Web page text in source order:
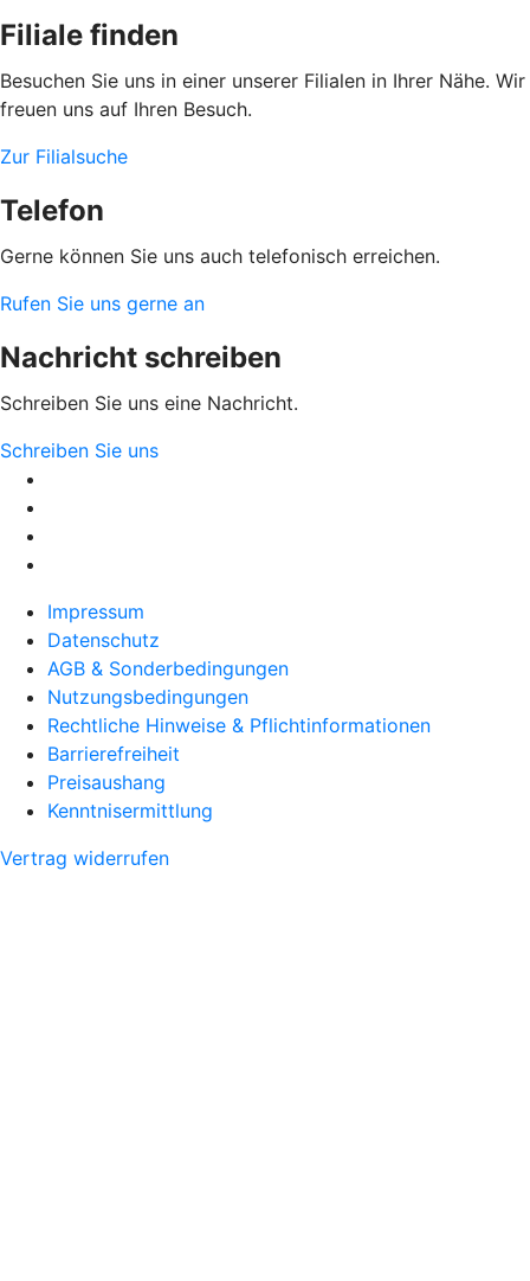
Filiale finden
Besuchen Sie uns in einer unserer Filialen in Ihrer Nähe. Wir
freuen uns auf Ihren Besuch.
Zur Filialsuche
Telefon
Gerne können Sie uns auch telefonisch erreichen.
Rufen Sie uns gerne an
Nachricht schreiben
Schreiben Sie uns eine Nachricht.
Schreiben Sie uns
Impressum
Datenschutz
AGB & Sonderbedingungen
Nutzungsbedingungen
Rechtliche Hinweise & Pflichtinformationen
Barrierefreiheit
Preisaushang
Kenntnisermittlung
Vertrag widerrufen